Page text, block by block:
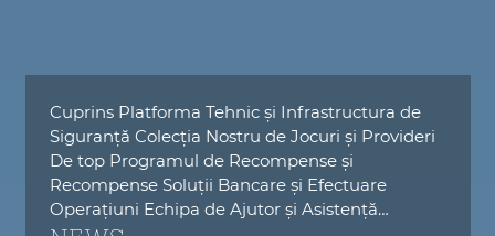
Cuprins Platforma Tehnic și Infrastructura de
Siguranță Colecția Nostru de Jocuri și Provideri
De top Programul de Recompense și
Recompense Soluții Bancare și Efectuare
Operațiuni Echipa de Ajutor și Asistență…